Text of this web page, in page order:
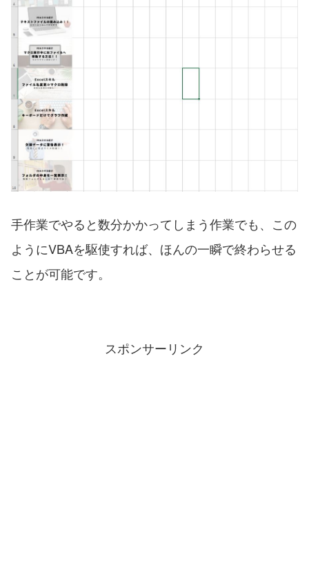
手作業でやると数分かかってしまう作業でも、この
ようにVBAを駆使すれば、ほんの一瞬で終わらせる
ことが可能です。
スポンサーリンク